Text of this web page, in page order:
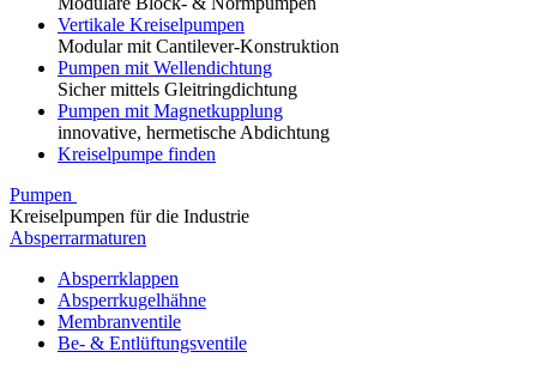
Vertikale Kreiselpumpen
Modular mit Cantilever-Konstruktion
Pumpen mit Wellendichtung
Sicher mittels Gleitringdichtung
Pumpen mit Magnetkupplung
innovative, hermetische Abdichtung
Kreiselpumpe finden
Pumpen
Kreiselpumpen für die Industrie
Absperrarmaturen
Absperrklappen
Absperrkugelhähne
Membranventile
Be- & Entlüftungsventile